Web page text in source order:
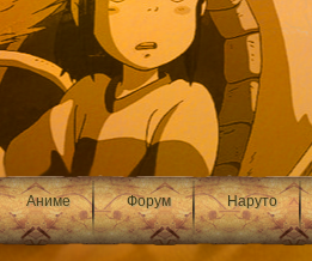
Аниме Форум Наруто